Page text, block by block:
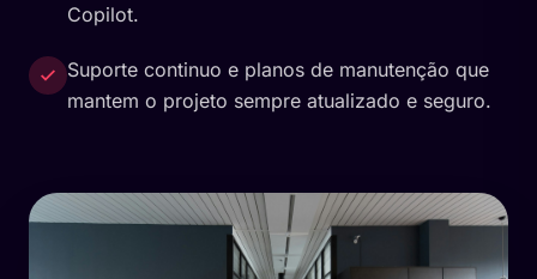
Copilot.
Suporte continuo e planos de manutenção que
mantem o projeto sempre atualizado e seguro.